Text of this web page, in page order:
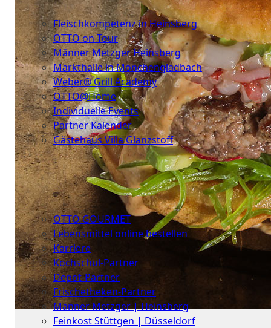
Events
Fleischkompetenz in Heinsberg
OTTO on Tour
Männer Metzger Heinsberg
Markthalle in Mönchengladbach
Weber® Grill Academy
OTTO@Home
Individuelle Events
Partner Kalender
Gästehaus Villa Glanzstoff
Gutscheine
Über
uns
OTTO GOURMET
Lebensmittel online bestellen
Karriere
Kochschul-Partner
Depot-Partner
Frischetheken-Partner
Männer Metzger | Heinsberg
Feinkost Stüttgen | Düsseldorf